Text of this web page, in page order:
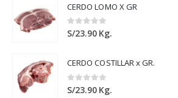
CERDO LOMO X GR
0out of 5
S/23.90 Kg.
CERDO COSTILLAR x GR.
0out of 5
S/23.90 Kg.